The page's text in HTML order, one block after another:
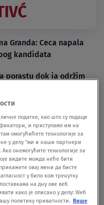
Granda: Ceca napala
kandidata
porastu dok ja održim
податке, као што су подаци
и приступамо им на
омогућићете технологије за
у делу "ми и наши партнери
онемогућите технологије за
видите можда неће бити
овај мени да бисте
у било ком тренутку
на дну ове веб
како је описано у делу: Wеб
политику приватности. Више